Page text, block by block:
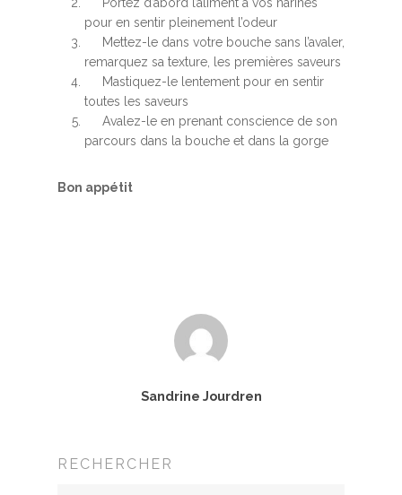
pour en sentir pleinement l’odeur
Mettez-le dans votre bouche sans l’avaler,
remarquez sa texture, les premières saveurs
Mastiquez-le lentement pour en sentir
toutes les saveurs
Avalez-le en prenant conscience de son
parcours dans la bouche et dans la gorge
Bon appétit
Sandrine Jourdren
RECHERCHER
MBSR, MSC &